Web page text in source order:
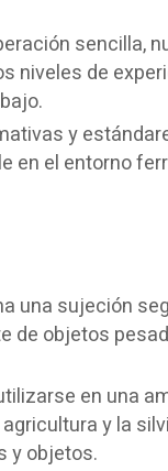
sencilla,
niveles de
y
en el entorno
una sujeción
de objetos
en una
y la
y objetos.